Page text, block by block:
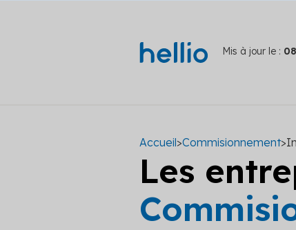
Mis à jour le :
Accueil>Commisionnement>
Les